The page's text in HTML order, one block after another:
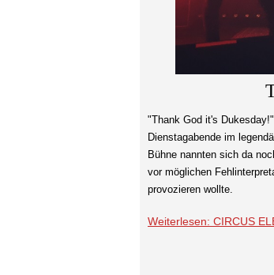
"Thank God it's
Dienstagabende im
Bühne nannten sich da
vor möglichen
provozieren wollte.
Weiterlesen: CIRCUS